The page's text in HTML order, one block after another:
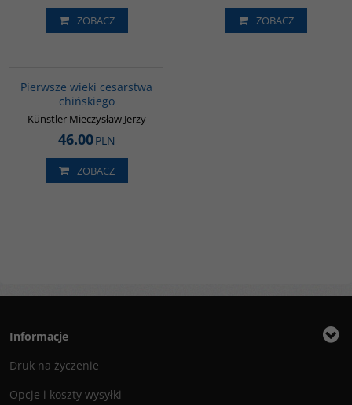
ZOBACZ ZOBACZ
Pierwsze wieki cesarstwa
chińskiego
Künstler Mieczysław Jerzy
46.00PLN
ZOBACZ
Informacje
Druk na życzenie
Opcje i koszty wysyłki